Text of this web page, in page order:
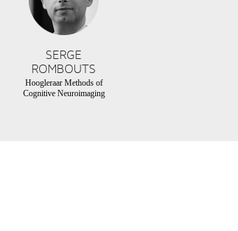
SERGE
ROMBOUTS
Hoogleraar Methods of
Cognitive Neuroimaging